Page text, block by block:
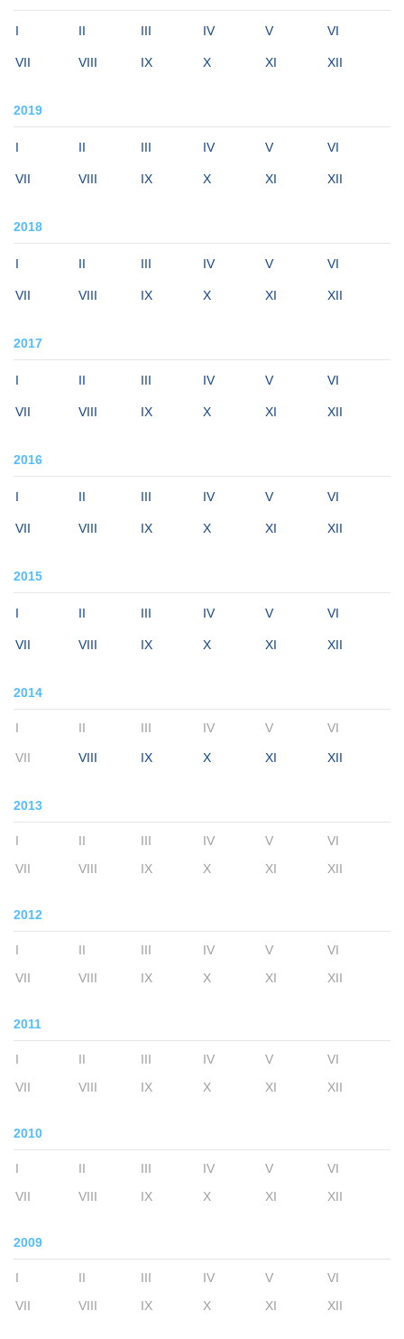
I II III IV V VI
VII VIII IX X XI XII
2019
I II III IV V VI
VII VIII IX X XI XII
2018
I II III IV V VI
VII VIII IX X XI XII
2017
I II III IV V VI
VII VIII IX X XI XII
2016
I II III IV V VI
VII VIII IX X XI XII
2015
I II III IV V VI
VII VIII IX X XI XII
2014
I II III IV V VI
VII VIII IX X XI XII
2013
I II III IV V
VI
VII
VIII IX X XI XII
2012
I II III IV V
VI
VII
VIII IX X XI XII
2011
I II III IV V
VI
VII
VIII IX X XI XII
2010
I II III IV V
VI
VII
VIII IX X XI XII
2009
I II III IV V
VI
VII
VIII IX X XI XII